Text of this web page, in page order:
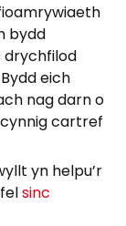
bydd
drychfilod
eich
nag darn o
cynnig cartref
yn helpu’r
felsinc